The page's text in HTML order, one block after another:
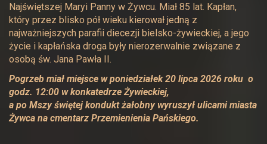
Najświętszej Maryi Panny w Żywcu. Miał 85 lat. Kapłan,
który przez blisko pół wieku kierował jedną z
najważniejszych parafii diecezji bielsko-żywieckiej, a jego
życie i kapłańska droga były nierozerwalnie związane z
osobą św. Jana Pawła II.
Pogrzeb miał miejsce w poniedziałek 20 lipca 2026 roku o
godz. 12:00 w konkatedrze Żywieckiej,
a po Mszy świętej kondukt żałobny wyruszył ulicami miasta
Żywca na cmentarz Przemienienia Pańskiego.